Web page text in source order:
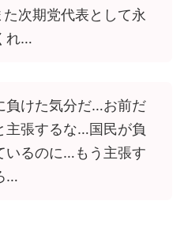
次期党代表として永
れ…
負けた気分だ…お前だ
主張するな…国民が負
いるのに…もう主張す
…